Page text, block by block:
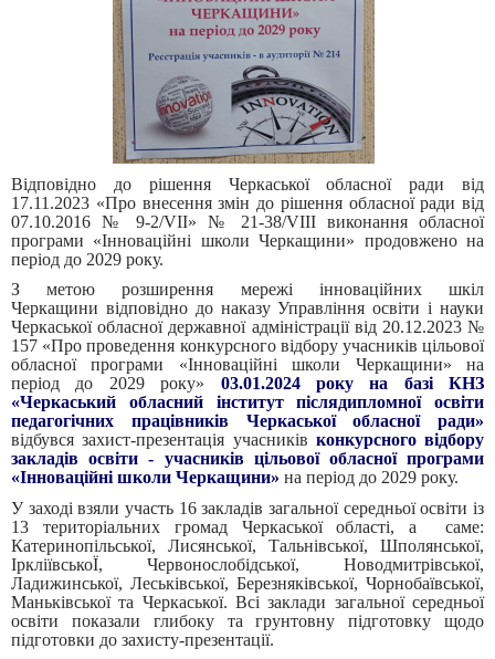
Відповідно до рішення Черкаської обласної ради від
17.11.2023 «Про внесення змін до рішення обласної ради від
07.10.2016 № 9-2/VII» № 21-38/VIII виконання обласної
програми «Інноваційні школи Черкащини» продовжено на
період до 2029 року.
З метою розширення мережі інноваційних шкіл
Черкащини відповідно до наказу Управління освіти і науки
Черкаської обласної державної адміністрації від 20.12.2023 №
157 «Про проведення конкурсного відбору учасників цільової
обласної програми «Інноваційні школи Черкащини» на
період до 2029 року» 03.01.2024 року на базі КНЗ
«Черкаський обласний інститут післядипломної освіти
педагогічних працівників Черкаської обласної ради»
відбувся захист-презентація учасників конкурсного відбору
закладів освіти - учасників цільової обласної програми
«Інноваційні школи Черкащини» на період до 2029 року.
У заході взяли участь 16 закладів загальної середньої освіти із
13 територіальних громад Черкаської області, а саме:
Катеринопільської, Лисянської, Тальнівської, Шполянської,
ІркліївськоЇ, Червонослобідської, Новодмитрівської,
Ладижинської, Леськівської, Березняківської, Чорнобаївської,
Маньківської та Черкаської. Всі заклади загальної середньої
освіти показали глибоку та грунтовну підготовку щодо
підготовки до захисту-презентації.